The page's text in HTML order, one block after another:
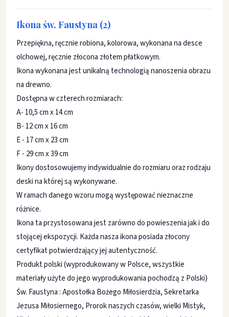
Ikona św. Faustyna (2)
Przepiękna, ręcznie robiona, kolorowa, wykonana na desce
olchowej, ręcznie złocona złotem płatkowym.
Ikona wykonana jest unikalną technologią nanoszenia obrazu
na drewno.
Dostępna w czterech rozmiarach:
A- 10,5 cm x 14 cm
B- 12 cm x 16 cm
E - 17 cm x 23 cm
F - 29 cm x 39 cm
Ikony dostosowujemy indywidualnie do rozmiaru oraz rodzaju
deski na której są wykonywane.
W ramach danego wzoru mogą występować nieznaczne
różnice.
Ikona ta przystosowana jest zarówno do powieszenia jak i do
stojącej ekspozycji. Każda nasza ikona posiada złocony
certyfikat potwierdzający jej autentyczność.
Produkt polski (wyprodukowany w Polsce, wszystkie
materiały użyte do jego wyprodukowania pochodzą z Polski)
Św. Faustyna : Apostołka Bożego Miłosierdzia, Sekretarka
Jezusa Miłosiernego, Prorok naszych czasów, wielki Mistyk,